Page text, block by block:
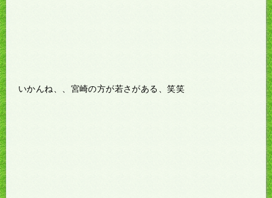
いかんね、、宮崎の方が若さがある、笑笑